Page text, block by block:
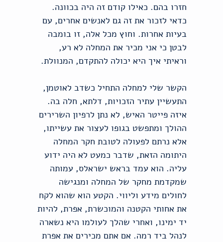
חזרו בהם. כאילו קודם זה היה בכוונה.
כדאי לזכור את זה גם לאנשים אחרים, עם
בעיות אחרות. וחוץ מכל אלה, זו בומבה
לבטן כי אני מכיר את המחלה לא רע,
וראיתי איך היא יכולה להתקדם, המנוולת.
הקשר שלי למחלה התחיל כשדב לאוטמן,
התעשיין עתיר הזכויות, דלתא, חלה בה.
איזה פייטר האיש, לא נתן לרפיון השרירים
ההולך ומתפשט בגופו לעצור את עשייתו,
אלא נרתם לפעולה לטובת חקר המחלה
היתומה הזאת, שדבר כמעט לא היה ידוע
עליה. הוא עמד בראש ישראלס, עמותה
שמקדמת מחקר של המחלה ומנגישה
לחולים מידע וליווי. הקטע הוא שהוא לקח
את אחותי הקטנה והמוכשרת, אפרת, להיות
יד ימינו, ואחרי שהלך לעולמו היא נשארה
לנהל ביד רמה. אם אתם מכירים את אפרת